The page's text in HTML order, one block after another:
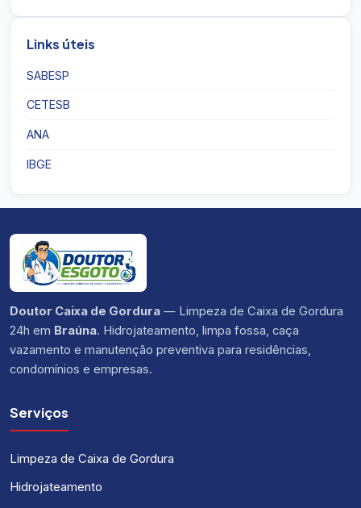
Links úteis
SABESP
CETESB
ANA
IBGE
Doutor Caixa de Gordura — Limpeza de Caixa de Gordura
24h em Braúna. Hidrojateamento, limpa fossa, caça
vazamento e manutenção preventiva para residências,
condomínios e empresas.
Serviços
Limpeza de Caixa de Gordura
Hidrojateamento